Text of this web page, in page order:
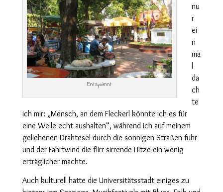
Entspannt
nu
r
ei
n
ma
l
da
ch
te
ich mir: „Mensch, an dem Fleckerl könnte ich es für
eine Weile echt aushalten“, während ich auf meinem
geliehenen Drahtesel durch die sonnigen Straßen fuhr
und der Fahrtwind die flirr-sirrende Hitze ein wenig
erträglicher machte.
Auch kulturell hatte die Universitätsstadt einiges zu